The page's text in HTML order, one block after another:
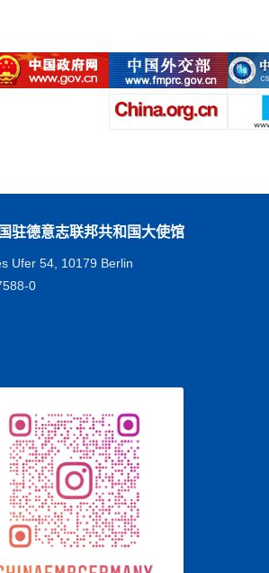
驻德意志联邦共和国大使馆
Ufer 54, 10179 Berlin
0